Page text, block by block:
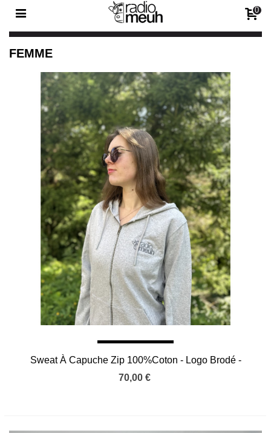
0
FEMME
Sweat À Capuche Zip 100%Coton - Logo Brodé -
Heather Grey
70,00 €